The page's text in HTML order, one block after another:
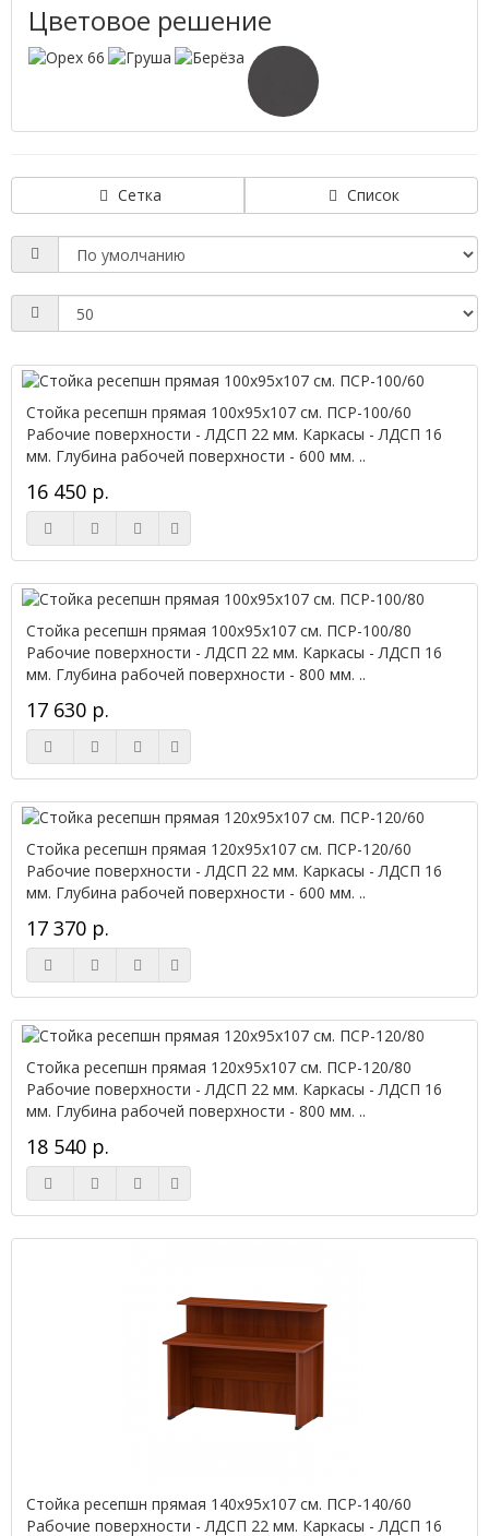
Цветовое решение
Сетка Список
Стойка ресепшн прямая 100х95х107 см. ПСР-100/60
Рабочие поверхности - ЛДСП 22 мм. Каркасы - ЛДСП 16
мм. Глубина рабочей поверхности - 600 мм. ..
16 450 р.
Стойка ресепшн прямая 100х95х107 см. ПСР-100/80
Рабочие поверхности - ЛДСП 22 мм. Каркасы - ЛДСП 16
мм. Глубина рабочей поверхности - 800 мм. ..
17 630 р.
Стойка ресепшн прямая 120х95х107 см. ПСР-120/60
Рабочие поверхности - ЛДСП 22 мм. Каркасы - ЛДСП 16
мм. Глубина рабочей поверхности - 600 мм. ..
17 370 р.
Стойка ресепшн прямая 120х95х107 см. ПСР-120/80
Рабочие поверхности - ЛДСП 22 мм. Каркасы - ЛДСП 16
мм. Глубина рабочей поверхности - 800 мм. ..
18 540 р.
Стойка ресепшн прямая 140х95х107 см. ПСР-140/60
Рабочие поверхности - ЛДСП 22 мм. Каркасы - ЛДСП 16